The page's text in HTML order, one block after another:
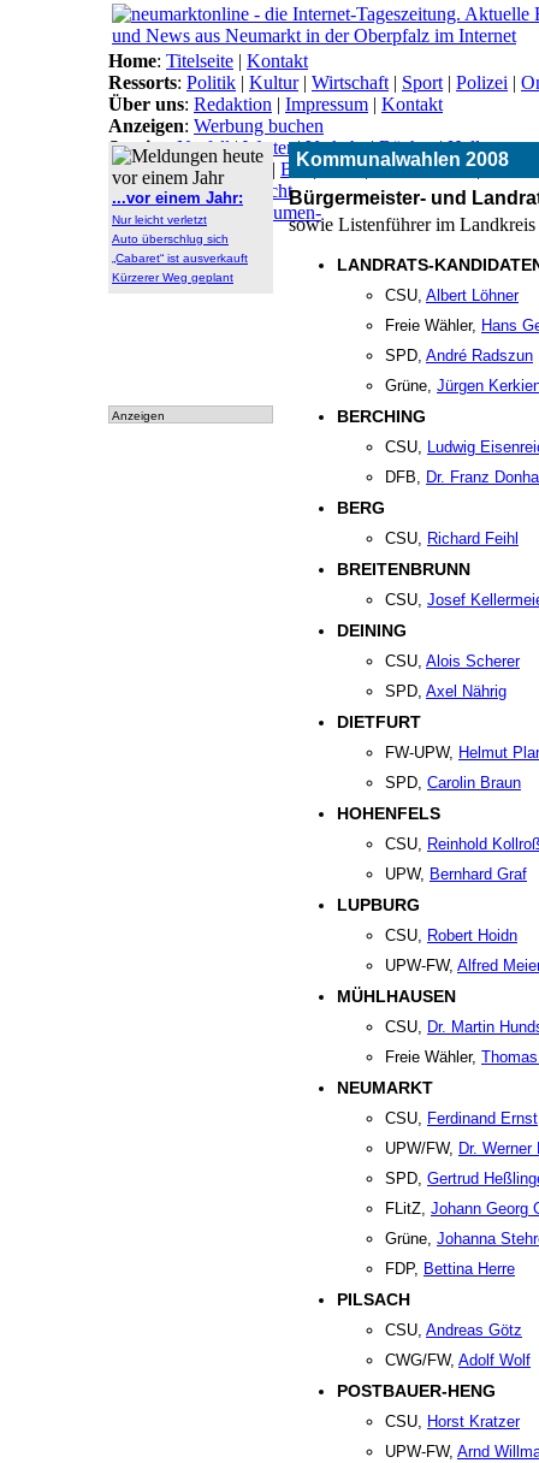
Kommunalwahlen 2008
Bürgermeister- und
sowie Listenführer im
LANDRATS-
CSU, Albert Löhner
Freie Wähler, Hans
SPD, André Radszun
Grüne, Jürgen
BERCHING
CSU, Ludwig
DFB, Dr. Franz
BERG
CSU, Richard Feihl
BREITENBRUNN
CSU, Josef
DEINING
CSU, Alois Scherer
SPD, Axel Nährig
DIETFURT
FW-UPW, Helmut
SPD, Carolin Braun
HOHENFELS
CSU, Reinhold
UPW, Bernhard Graf
LUPBURG
CSU, Robert Hoidn
UPW-FW, Alfred
MÜHLHAUSEN
CSU, Dr. Martin
Freie Wähler,
NEUMARKT
CSU, Ferdinand Ernst
UPW/FW, Dr. Werner
SPD, Gertrud
FLitZ, Johann Georg
Grüne, Johanna
FDP, Bettina Herre
PILSACH
CSU, Andreas Götz
CWG/FW, Adolf Wolf
POSTBAUER-HENG
CSU, Horst Kratzer
UPW-FW, Arnd
...vor einem Jahr:
Nur leicht verletzt
Auto überschlug sich
„Cabaret“ ist ausverkauft
Kürzerer Weg geplant
Anzeigen
Home: Titelseite | Kontakt
Ressorts: Politik | Kultur| Wirtschaft | Sport | Polizei |
Über uns: Redaktion | Impressum | Kontakt
Anzeigen: Werbung buchen
Service: Notfall | Wetter|Verkehr|Bücher|Hallo
Themen:Arbeitsamt | BN|CSU|Freie Wähler|
Lokal-Links:Übersicht
Archiv:Archiv|Dokumen-
tationen